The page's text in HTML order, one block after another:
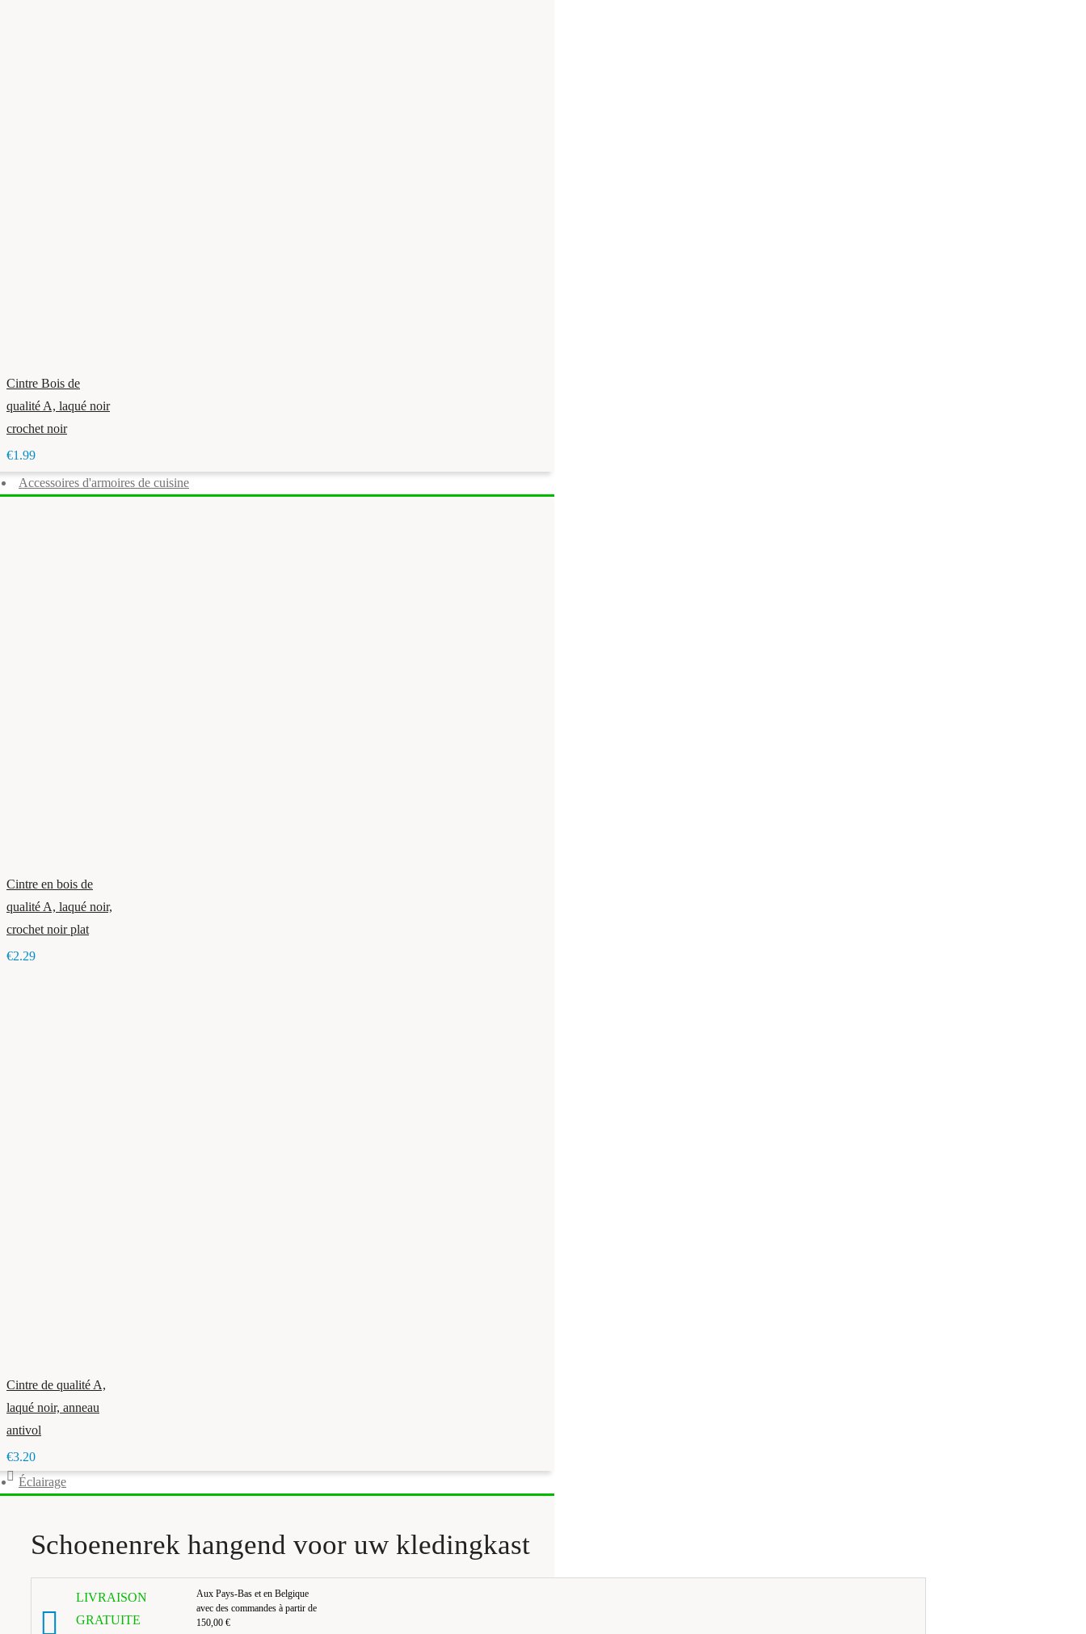
Accessoires d'armoires de cuisine
Éclairage
Cintre Bois de
qualité A, laqué noir
crochet noir
€1.99
Cintre en bois de
qualité A, laqué noir,
crochet noir plat
€2.29
Cintre de qualité A,
laqué noir, anneau
antivol
€3.20
Schoenenrek hangend voor uw kledingkast
LIVRAISON
GRATUITE
Aux Pays-Bas et en Belgique
avec des commandes à partir de
150,00 €